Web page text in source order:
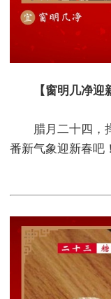
【窗明几净迎
腊月二十四，掸
番新气象迎新春吧